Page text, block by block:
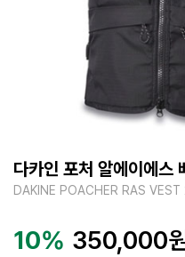
다카인 포처 알에이에
DAKINE POACHER RAS VEST
10% 350,000